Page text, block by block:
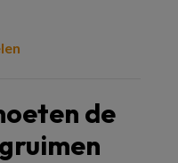
de